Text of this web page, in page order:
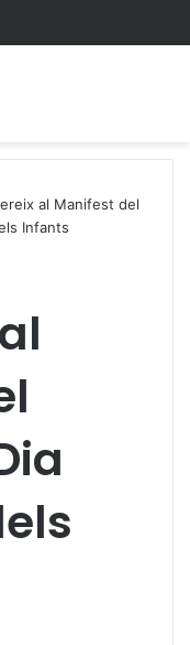
al Manifest del
Infants